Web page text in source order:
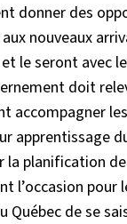
donner des
nouveaux
le seront avec
doit
accompagner
apprentissage
la planification de
l’occasion pour
Québec de se